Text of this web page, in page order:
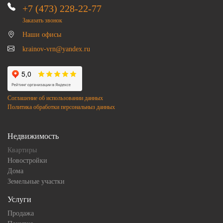
+7 (473) 228-22-77
Заказать звонок
Наши офисы
krainov-vrn@yandex.ru
Соглашение об использовании данных
Политика обработки персональныз данных
Недвижимость
Квартиры
Новостройки
Дома
Земельные участки
Услуги
Продажа